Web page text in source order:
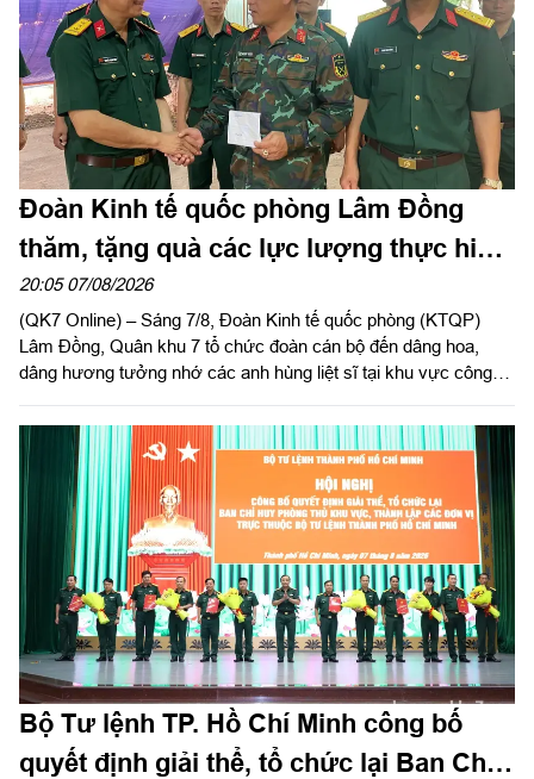
Đoàn Kinh tế quốc phòng Lâm Đồng
thăm, tặng quà các lực lượng thực hiện
nhiệm vụ tìm kiếm, quy tập hài cốt liệt sĩ
20:05 07/08/2026
(QK7 Online) – Sáng 7/8, Đoàn Kinh tế quốc phòng (KTQP)
Lâm Đồng, Quân khu 7 tổ chức đoàn cán bộ đến dâng hoa,
dâng hương tưởng nhớ các anh hùng liệt sĩ tại khu vực công
Đồng Nai do Thượng tá Đinh Nho Hùng, Đoàn trưởng Đoàn
KTQP Lâm Đồng làm trưởng đoàn.
Bộ Tư lệnh TP. Hồ Chí Minh công bố
quyết định giải thể, tổ chức lại Ban Chỉ